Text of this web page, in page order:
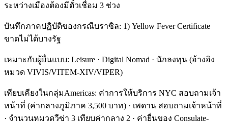
ระหว่างเมืองต้องมีตั๋วเชื่อม 3 ช่วง
บันทึกภาคปฏิบัติของกรณีบราซิล: 1) Yellow Fever Certificate
ขาดไม่ได้บางรัฐ
เหมาะกับผู้ยื่นแบบ: Leisure · Digital Nomad · นักลงทุน (อ้างอิง
หมวด VIVIS/VITEM-XIV/VIPER)
เทียบเคียงในกลุ่มAmericas: ค่าการให้บริการ NYC สอบถามเจ้า
หน้าที่ (ค่ากลางภูมิภาค 3,500 บาท) · เพดาน สอบถามเจ้าหน้าที่
· จำนวนหมวดวีซ่า 3 เทียบค่ากลาง 2 · ค่ายื่นของ Consulate-